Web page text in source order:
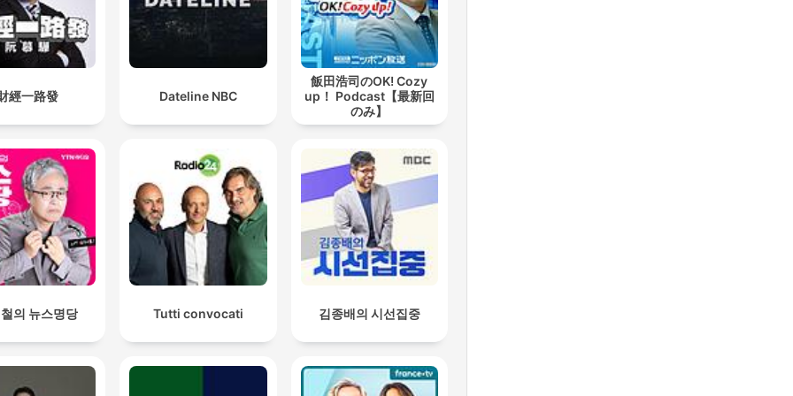
經一路發 Dateline NBC
飯田浩司のOK! Cozy
up！ Podcast【最新回
のみ】
의 뉴스명당 Tutti convocati 김종배의 시선집중